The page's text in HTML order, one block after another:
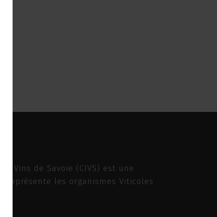
Vins de Savoie (CIVS) est une
représente les organismes Viticoles